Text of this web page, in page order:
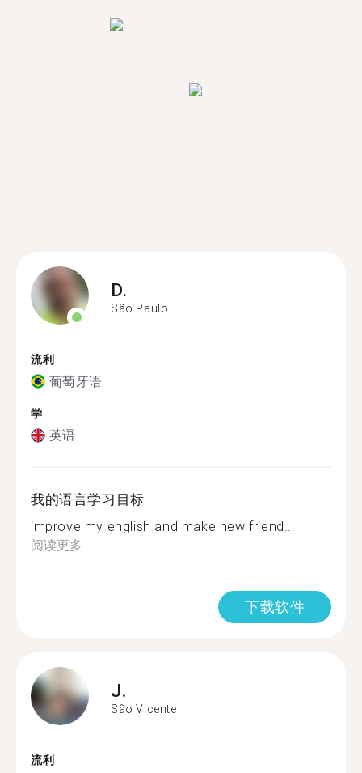
D.
São Paulo
流利
葡萄牙语
学
英语
我的语言学习目标
improve my english and make new friend...
阅读更多
下载软件
J.
São Vicente
流利